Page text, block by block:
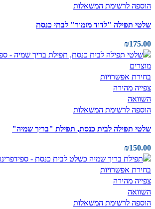
הוספה לרשימת המשאלות
שלטי תפילה "לדוד מזמור" לבתי כנסת
₪175.00
בחירת אפשרויות
צפייה מהירה
השוואה
הוספה לרשימת המשאלות
שלטי תפילה לבית כנסת, תפילת "בריך שמיה"
₪150.00
בחירת אפשרויות
צפייה מהירה
השוואה
הוספה לרשימת המשאלות